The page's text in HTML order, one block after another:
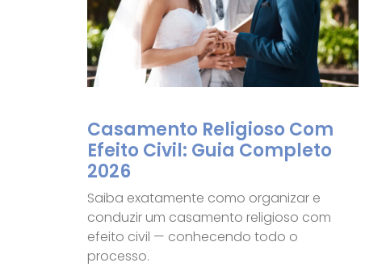
Casamento Religioso Com
Efeito Civil: Guia Completo
2026
Saiba exatamente como organizar e
conduzir um casamento religioso com
efeito civil — conhecendo todo o
processo.